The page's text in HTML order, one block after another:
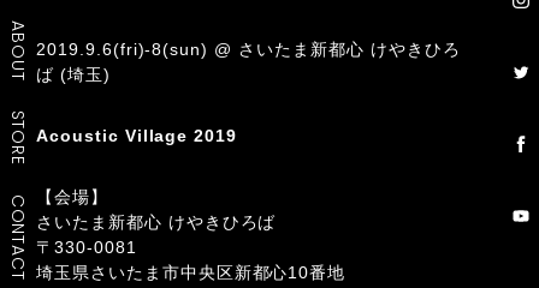
ABOUT
STORE
CONTACT
2019.9.6(fri)-8(sun) @ さいたま新都心 けやきひろ
ば (埼玉)
Acoustic Village 2019
【会場】
さいたま新都心 けやきひろば
〒330-0081
埼玉県さいたま市中央区新都心10番地